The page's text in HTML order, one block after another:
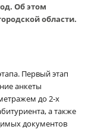
Об этом
области.
Первый этап
анкеты
до 2‑х
а также
документов